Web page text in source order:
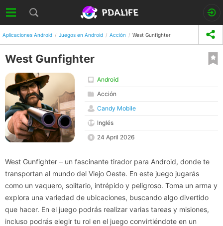
Aplicaciones Android Juegos en Android Acción West Gunfighter
West Gunfighter
Android
Acción
Candy Mobile
Inglés
24 April 2026
West Gunfighter – un fascinante tirador para Android, donde te
transportan al mundo del Viejo Oeste. En este juego jugarás
como un vaquero, solitario, intrépido y peligroso. Toma un arma y
explora una variedad de ubicaciones, buscando algo divertido
que hacer. En el juego podrás realizar varias tareas y misiones,
incluso podrás elegir tu rol en el juego convirtiéndote en un